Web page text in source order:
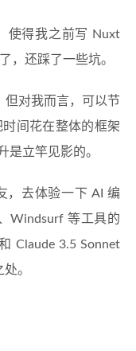
使得我之前写 Nuxt
，还踩了一些坑。
但对我而言，可以节
间花在整体的框架
是立竿见影的。
，去体验一下 AI 编
Windsurf 等工具的
Claude 3.5 Sonnet
。